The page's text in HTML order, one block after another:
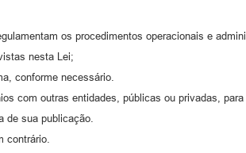
os procedimentos operacionais e
nesta Lei;
conforme necessário.
com outras entidades, públicas ou privadas,
de sua publicação.
contrário.